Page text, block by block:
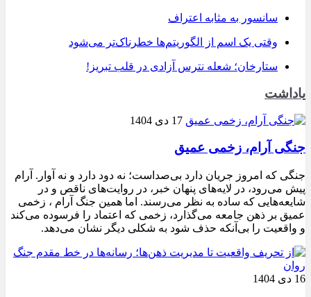
سانسور به مثابه اعتراف
وقتی یک اسم از الگوریتم‌ها خطرناک‌تر می‌شود
ستارخان؛ شعله نترس آزادی در قلب تبریز!
یاداشت
17 دی 1404
جنگی آرام، زخمی عمیق
جنگی که امروز جریان دارد بی‌صداست؛ نه دود دارد و نه آوار. آرام
پیش می‌رود، در لایه‌های پنهان خبر، در روایت‌های ناقص و در
شایعه‌هایی که ساده به نظر می‌رسند. اما همین جنگ آرام ، زخمی
عمیق بر ذهن جامعه می‌گذارد، زخمی که اعتماد را فرسوده می‌کند
و واقعیت را بی‌آنکه حذف شود به شکلی دیگر نشان می‌دهد.
16 دی 1404